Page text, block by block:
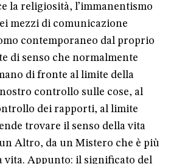
la religiosità, l’immanentismo
mezzi di comunicazione
contemporaneo dal proprio
di senso che normalmente
di fronte al limite della
controllo sulle cose, al
dei rapporti, al limite
trovare il senso della vita
Altro, da un Mistero che è più
vita. Appunto: il significato del